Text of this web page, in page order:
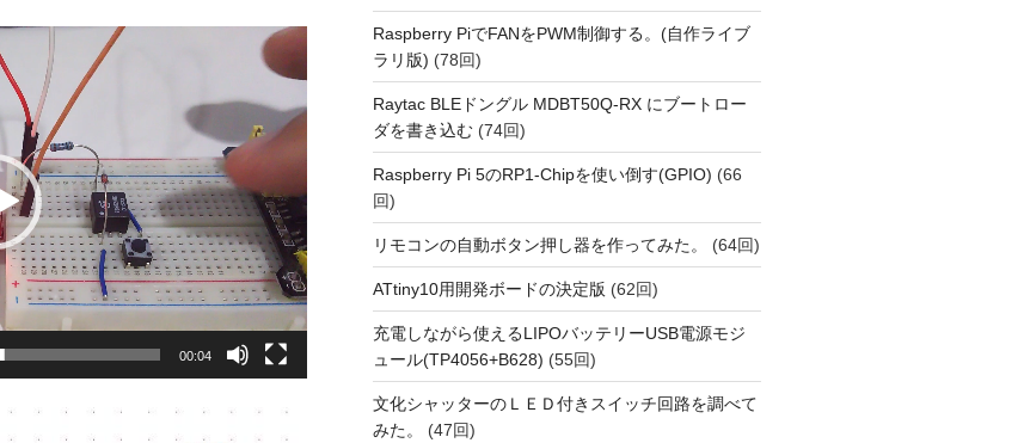
00:04
Raspberry PiでFANをPWM制御する。(自作ライブ
ラリ版) (78回)
Raytac BLEドングル MDBT50Q-RX にブートロー
ダを書き込む(74回)
Raspberry Pi 5のRP1-Chipを使い倒す(GPIO) (66
回)
リモコンの自動ボタン押し器を作ってみた。 (64回)
ATtiny10用開発ボードの決定版 (62回)
充電しながら使えるLIPOバッテリーUSB電源モジ
ュール(TP4056+B628) (55回)
文化シャッターのＬＥＤ付きスイッチ回路を調べて
みた。
(47回)